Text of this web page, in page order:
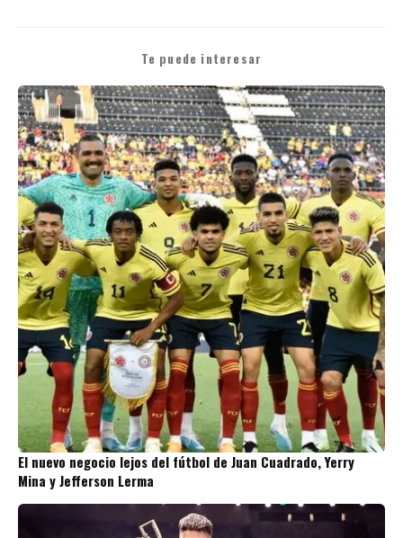
Te puede interesar
El nuevo negocio lejos del fútbol de Juan Cuadrado, Yerry
Mina y Jefferson Lerma